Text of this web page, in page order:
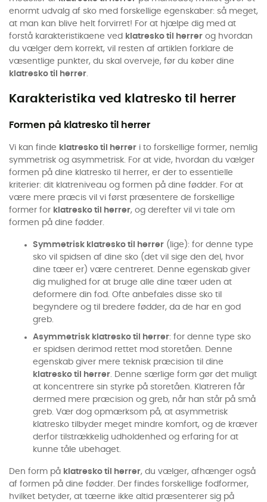
enormt udvalg af sko med forskellige egenskaber: så meget,
at man kan blive helt forvirret! For at hjælpe dig med at
forstå karakteristikaene ved
klatresko til herrer og hvordan
du vælger dem korrekt, vil resten af artiklen forklare de
væsentlige punkter, du skal overveje, før du køber dine
klatresko til herrer
Karakteristika ved klatresko til herrer
Formen på klatresko til herrer
Vi kan finde klatresko til herrer i to forskellige former, nemlig
symmetrisk og asymmetrisk. For at vide, hvordan du vælger
formen på dine klatresko til herrer, er der to essentielle
kriterier: dit klatreniveau og formen på dine fødder. For at
være mere præcis vil vi først præsentere de forskellige
former for klatresko til herrer, og derefter vil vi tale om
formen på dine fødder.
Symmetrisk klatresko til herrer (lige): for denne type
sko vil spidsen af dine sko (det vil sige den del, hvor
dine tæer er) være centreret. Denne egenskab giver
dig mulighed for at bruge alle dine tæer uden at
deformere din fod. Ofte anbefales disse sko til
begyndere og til bredere fødder, da de har en god
greb.
Asymmetrisk klatresko til herrer: for denne type sko
er spidsen derimod rettet mod storetåen. Denne
egenskab giver mere teknisk præcision til dine
klatresko til herrer. Denne særlige form gør det muligt
at koncentrere sin styrke på storetåen. Klatreren får
dermed mere præcision og greb, når han står på små
greb. Vær dog opmærksom på, at asymmetrisk
klatresko tilbyder meget mindre komfort, og de kræver
derfor tilstrækkelig udholdenhed og erfaring for at
kunne tåle ubehaget.
Den form på klatresko til herrer, du vælger, afhænger også
af formen på dine fødder. Der findes forskellige fodformer,
hvilket betyder, at tæerne ikke altid præsenterer sig på